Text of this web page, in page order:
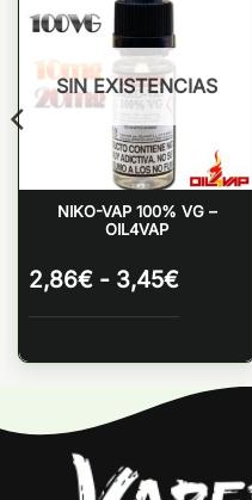
SIN EXISTENCIAS
NIKO-VAP 100% VG –
OIL4VAP
2,86€ - 3,45€Rango
precios:
2,86€
hasta